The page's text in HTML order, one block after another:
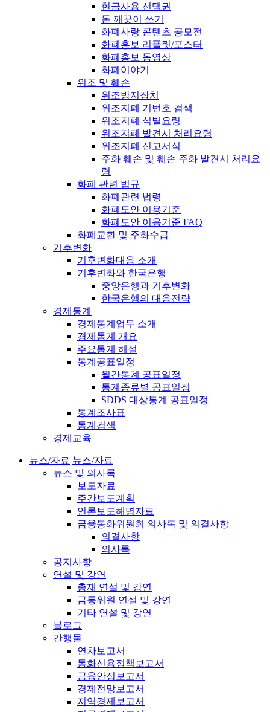
현금사용 선택권
돈 깨끗이 쓰기
화폐사랑 콘텐츠 공모전
화폐홍보 리플릿/포스터
화폐홍보 동영상
화폐이야기
위조 및 훼손
위조방지장치
위조지폐 기번호 검색
위조지폐 식별요령
위조지폐 발견시 처리요령
위조지폐 신고서식
주화 훼손 및 훼손 주화 발견시 처리요
령
화폐 관련 법규
화폐관련 법령
화폐도안 이용기준
화폐도안 이용기준 FAQ
화폐교환 및 주화수급
기후변화
기후변화대응 소개
기후변화와 한국은행
중앙은행과 기후변화
한국은행의 대응전략
경제통계
경제통계업무 소개
경제통계 개요
주요통계 해설
통계공표일정
월간통계 공표일정
통계종류별 공표일정
SDDS 대상통계 공표일정
통계조사표
통계검색
경제교육
뉴스/자료 뉴스/자료
뉴스 및 의사록
보도자료
주간보도계획
언론보도해명자료
금융통화위원회 의사록 및 의결사항
의결사항
의사록
공지사항
연설 및 강연
총재 연설 및 강연
금통위원 연설 및 강연
기타 연설 및 강연
블로그
간행물
연차보고서
통화신용정책보고서
금융안정보고서
경제전망보고서
지역경제보고서